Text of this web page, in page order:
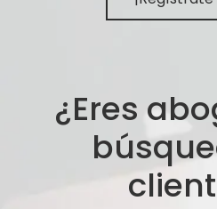
¿Eres